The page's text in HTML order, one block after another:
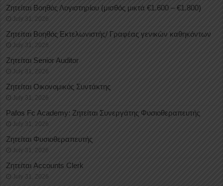
Ζητείται Βοηθός Λογιστηρίου (μισθός μικτά €1.600 – €1.800)
July 31, 2026
Ζητείται Βοηθός Εκτελωνιστής/ Γραφέας γενικών καθηκόντων
July 31, 2026
Ζητείται Senior Auditor
July 31, 2026
Ζητείται Οικονομικός Συντάκτης
July 31, 2026
Pafos Fc Academy: Ζητείται Συνεργάτης Φυσιοθεραπευτής
July 31, 2026
Ζητείται Φυσιοθεραπευτής
July 31, 2026
Ζητείται Accounts Clerk
July 31, 2026